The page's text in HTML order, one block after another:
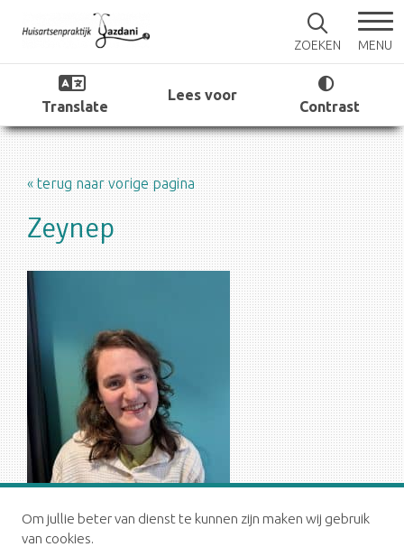
ZOEKEN MENU
Translate
Lees voor
Contrast
« terug naar vorige pagina
Zeynep
Om jullie beter van dienst te kunnen zijn maken wij gebruik
van cookies.